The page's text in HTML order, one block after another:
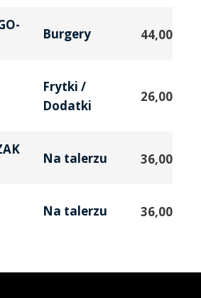
Burgery 44,00
Frytki /
Dodatki
26,00
Na talerzu 36,00
Na talerzu 36,00